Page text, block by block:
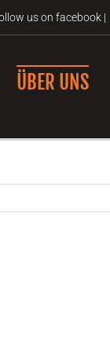
us on facebook |
ÜBER UNS